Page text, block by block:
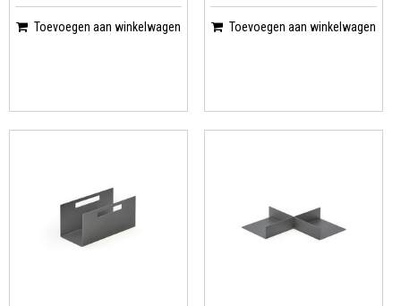
Toevoegen aan winkelwagen Toevoegen aan winkelwagen